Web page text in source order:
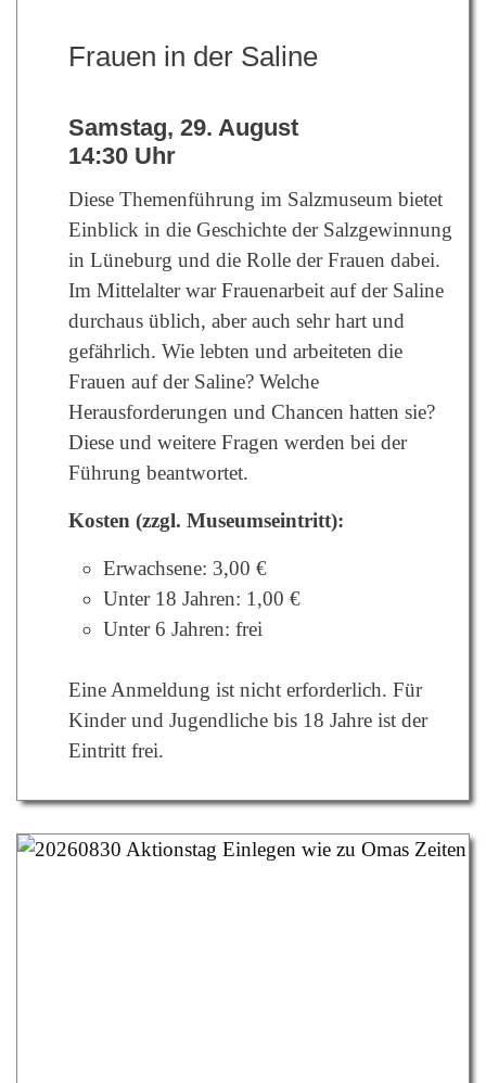
Frauen in der Saline
Samstag, 29. August
14:30 Uhr
Diese Themenführung im Salzmuseum bietet
Einblick in die Geschichte der Salzgewinnung
in Lüneburg und die Rolle der Frauen dabei.
Im Mittelalter war Frauenarbeit auf der Saline
durchaus üblich, aber auch sehr hart und
gefährlich. Wie lebten und arbeiteten die
Frauen auf der Saline? Welche
Herausforderungen und Chancen hatten sie?
Diese und weitere Fragen werden bei der
Führung beantwortet.
Kosten (zzgl. Museumseintritt):
Erwachsene: 3,00 €
Unter 18 Jahren: 1,00 €
Unter 6 Jahren: frei
Eine Anmeldung ist nicht erforderlich. Für
Kinder und Jugendliche bis 18 Jahre ist der
Eintritt frei.